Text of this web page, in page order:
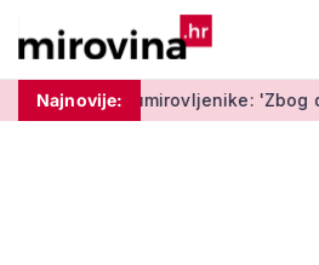
Najnovije:'Zbog